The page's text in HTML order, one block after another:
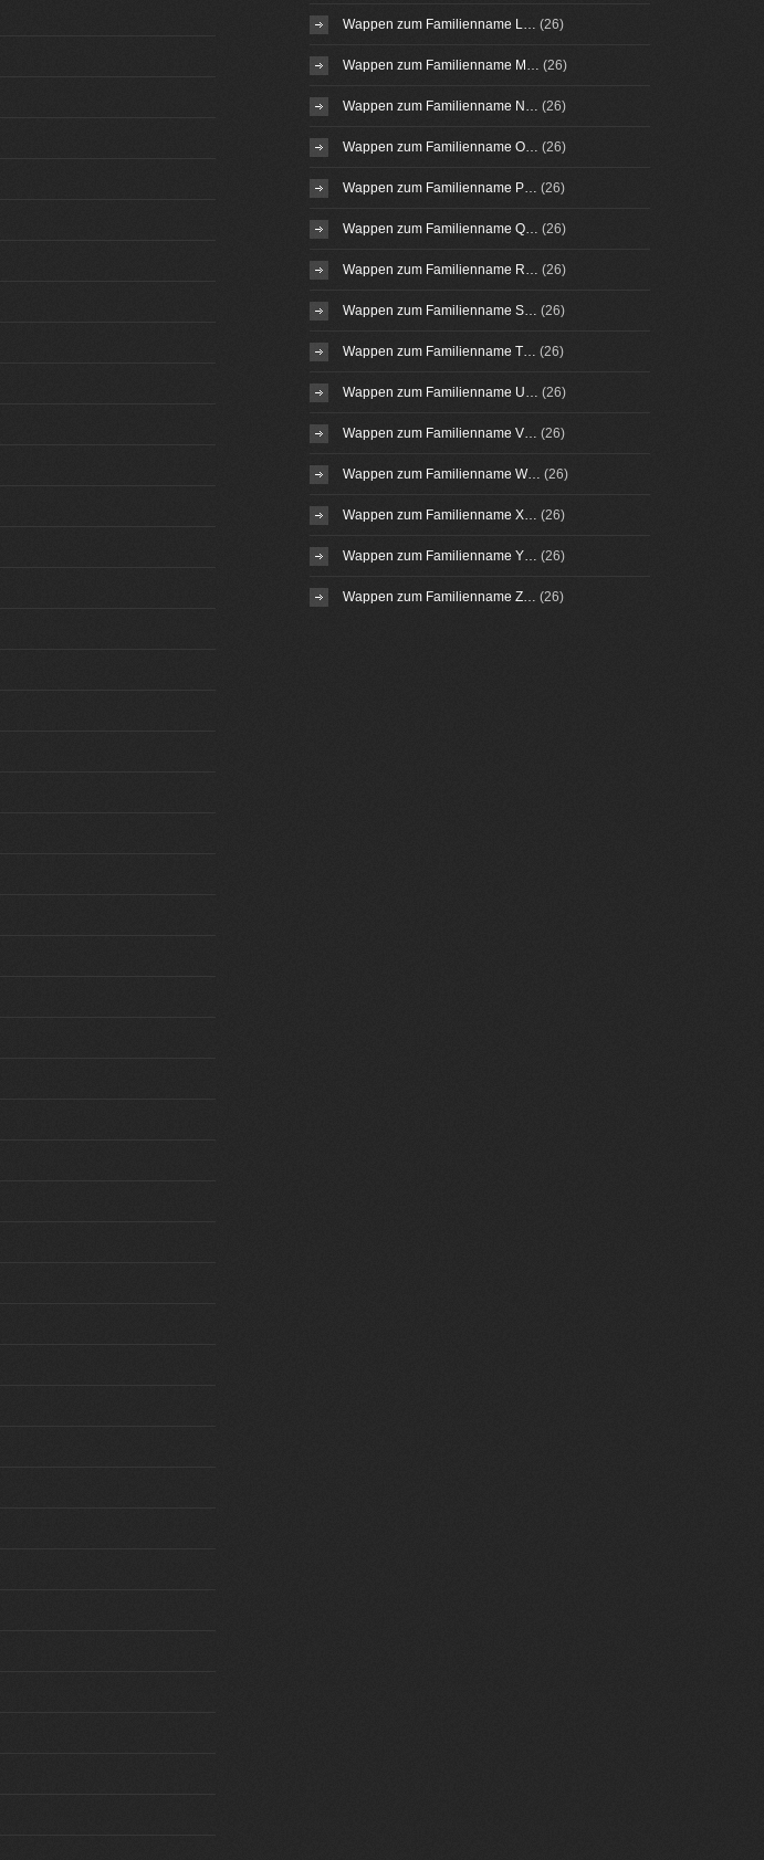
Wappen zum Familienname L… (26)
Wappen zum Familienname M… (26)
Wappen zum Familienname N… (26)
Wappen zum Familienname O… (26)
Wappen zum Familienname P… (26)
Wappen zum Familienname Q… (26)
Wappen zum Familienname R… (26)
Wappen zum Familienname S… (26)
Wappen zum Familienname T… (26)
Wappen zum Familienname U… (26)
Wappen zum Familienname V… (26)
Wappen zum Familienname W… (26)
Wappen zum Familienname X… (26)
Wappen zum Familienname Y… (26)
Wappen zum Familienname Z… (26)